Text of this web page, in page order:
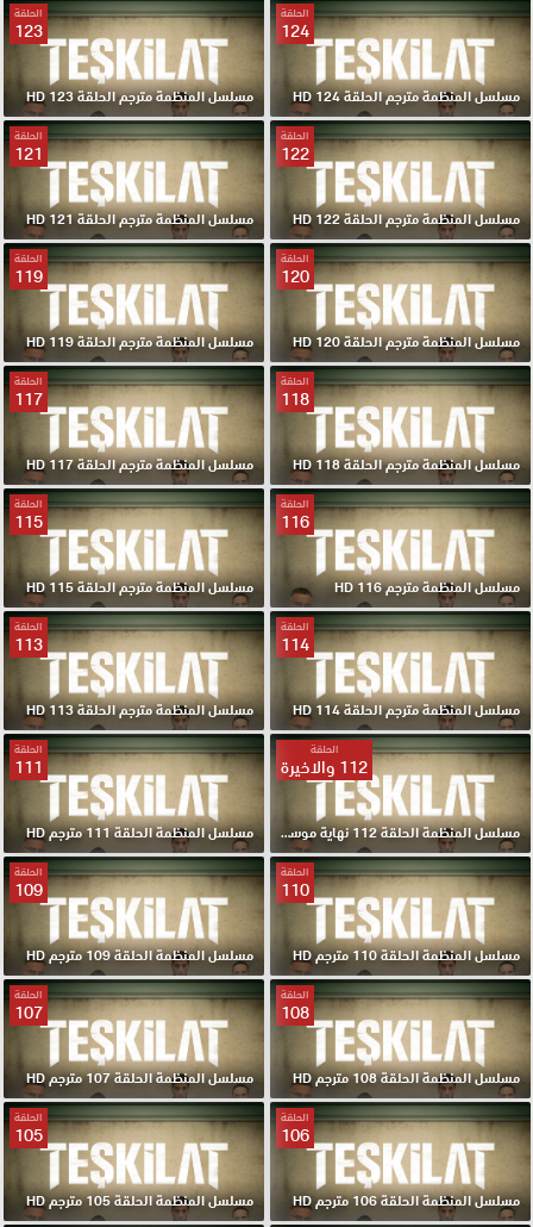
الحلقة
124
مسلسل المنظمة مترجم الحلقة 124 HD
الحلقة
123
مسلسل المنظمة مترجم الحلقة 123 HD
الحلقة
122
مسلسل المنظمة مترجم الحلقة 122 HD
الحلقة
121
مسلسل المنظمة مترجم الحلقة 121 HD
الحلقة
120
مسلسل المنظمة مترجم الحلقة 120 HD
الحلقة
119
مسلسل المنظمة مترجم الحلقة 119 HD
الحلقة
118
مسلسل المنظمة مترجم الحلقة 118 HD
الحلقة
117
مسلسل المنظمة مترجم الحلقة 117 HD
الحلقة
116
مسلسل المنظمة مترجم 116 HD
الحلقة
115
مسلسل المنظمة مترجم الحلقة 115 HD
الحلقة
114
مسلسل المنظمة مترجم الحلقة 114 HD
الحلقة
113
مسلسل المنظمة مترجم الحلقة 113 HD
الحلقة
112 والاخيرة
مسلسل المنظمة الحلقة 112 نهاية موسم مترجم HD
الحلقة
111
مسلسل المنظمة الحلقة 111 مترجم HD
الحلقة
110
مسلسل المنظمة الحلقة 110 مترجم HD
الحلقة
109
مسلسل المنظمة الحلقة 109 مترجم HD
الحلقة
108
مسلسل المنظمة الحلقة 108 مترجم HD
الحلقة
107
مسلسل المنظمة الحلقة 107 مترجم HD
الحلقة
106
مسلسل المنظمة الحلقة 106 مترجم HD
الحلقة
105
مسلسل المنظمة الحلقة 105 مترجم HD